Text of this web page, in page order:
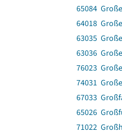
65084
64018
63035
63036
76023
74031
67033
65026
71022